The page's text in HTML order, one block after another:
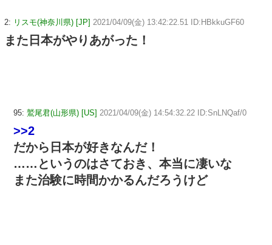
2: リスモ(神奈川県) [JP] 2021/04/09(金) 13:42:22.51 ID:HBkkuGF60
また日本がやりあがった！
95: 鷲尾君(山形県) [US] 2021/04/09(金) 14:54:32.22 ID:SnLNQaf/0
>>2
だから日本が好きなんだ！
……というのはさておき、本当に凄いな
また治験に時間かかるんだろうけど